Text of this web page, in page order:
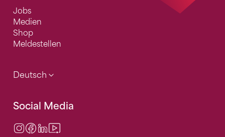
Jobs
Medien
Shop
Meldestellen
Deutsch
Social Media
Instagram
Facebook
LinkedIn